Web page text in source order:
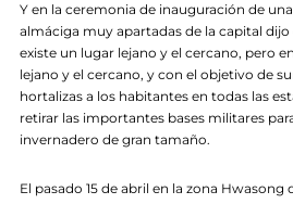
Y en la ceremonia de inauguración de
almáciga muy apartadas de la capital
existe un lugar lejano y el cercano, pero
lejano y el cercano, y con el objetivo de
hortalizas a los habitantes en todas las
retirar las importantes bases militares
invernadero de gran tamaño.
El pasado 15 de abril en la zona